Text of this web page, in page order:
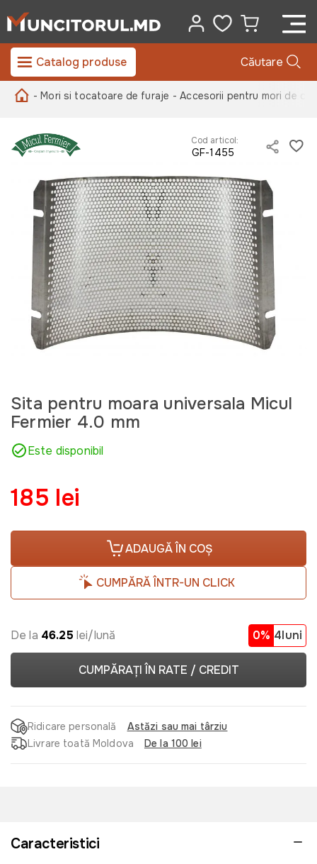
Catalog produse Căutare
- Mori si tocatoare de furaje - Accesorii pentru mori de
Cod articol:
GF-1455
Sita pentru moara universala Micul
Fermier 4.0 mm
Este disponibil
185 lei
ADAUGĂ ÎN COȘ
CUMPĂRĂ ÎNTR-UN CLICK
De la 46.25 lei/lună 0% 4luni
CUMPĂRAȚI ÎN RATE / CREDIT
Ridicare personală
Astăzi sau mai târziu
Livrare toată Moldova
De la 100 lei
Caracteristici